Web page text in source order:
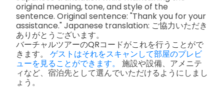
original meaning, tone, and style of the
sentence. Original sentence: "Thank you for your
assistance." Japanese translation: ご協力いただき
ありがとうございます。
バーチャルツアーのQRコードがこれを行うことがで
きます。 ゲストはそれをスキャンして部屋のプレビ
ューを見ることができます。
施設や設備、アメニテ
ィなど、宿泊先として選んでいただけるようにしまし
ょう。